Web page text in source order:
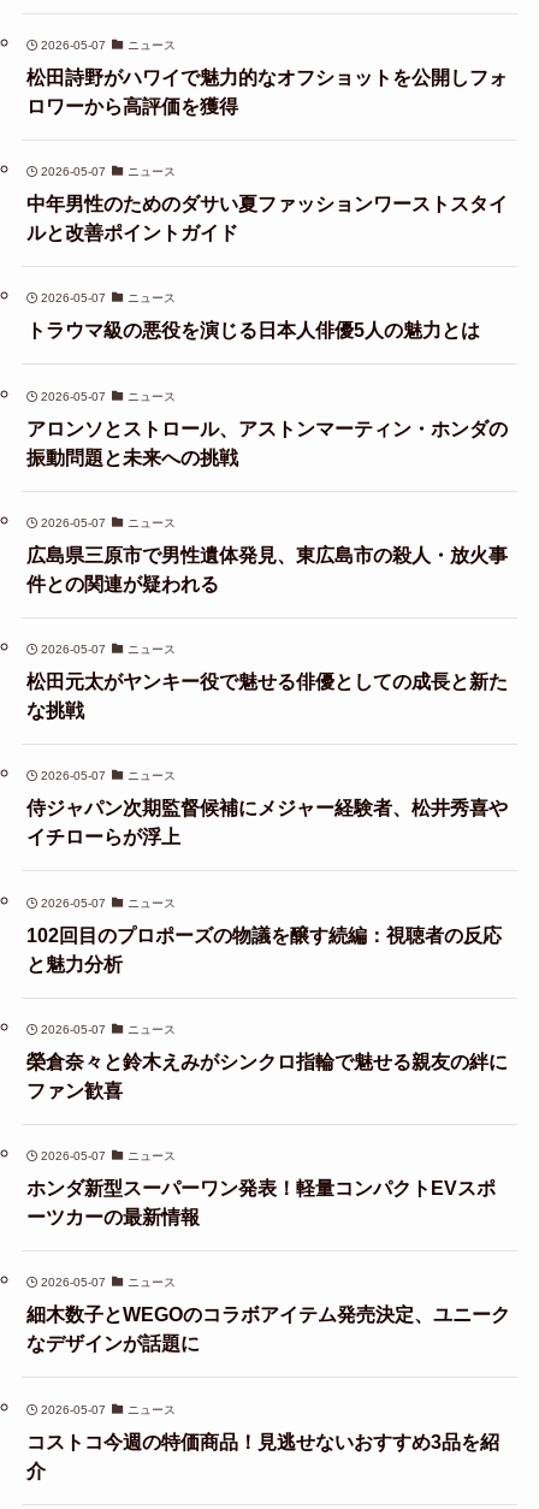
2026-05-07 ニュース
松田詩野がハワイで魅力的なオフショットを公開しフォ
ロワーから高評価を獲得
2026-05-07 ニュース
中年男性のためのダサい夏ファッションワーストスタイ
ルと改善ポイントガイド
2026-05-07 ニュース
トラウマ級の悪役を演じる日本人俳優5人の魅力とは
2026-05-07 ニュース
アロンソとストロール、アストンマーティン・ホンダの
振動問題と未来への挑戦
2026-05-07 ニュース
広島県三原市で男性遺体発見、東広島市の殺人・放火事
件との関連が疑われる
2026-05-07 ニュース
松田元太がヤンキー役で魅せる俳優としての成長と新た
な挑戦
2026-05-07 ニュース
侍ジャパン次期監督候補にメジャー経験者、松井秀喜や
イチローらが浮上
2026-05-07 ニュース
102回目のプロポーズの物議を醸す続編：視聴者の反応
と魅力分析
2026-05-07 ニュース
榮倉奈々と鈴木えみがシンクロ指輪で魅せる親友の絆に
ファン歓喜
2026-05-07 ニュース
ホンダ新型スーパーワン発表！軽量コンパクトEVスポ
ーツカーの最新情報
2026-05-07 ニュース
細木数子とWEGOのコラボアイテム発売決定、ユニーク
なデザインが話題に
2026-05-07 ニュース
コストコ今週の特価商品！見逃せないおすすめ3品を紹
介